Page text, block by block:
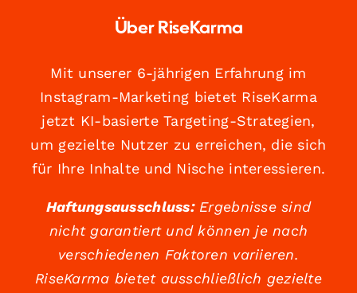
Über RiseKarma
Mit unserer 6-jährigen Erfahrung im
Instagram-Marketing bietet RiseKarma
jetzt KI-basierte Targeting-Strategien,
um gezielte Nutzer zu erreichen, die sich
für Ihre Inhalte und Nische interessieren.
Haftungsausschluss:Ergebnisse sind
nicht garantiert und können je nach
verschiedenen Faktoren variieren.
RiseKarma bietet ausschließlich gezielte